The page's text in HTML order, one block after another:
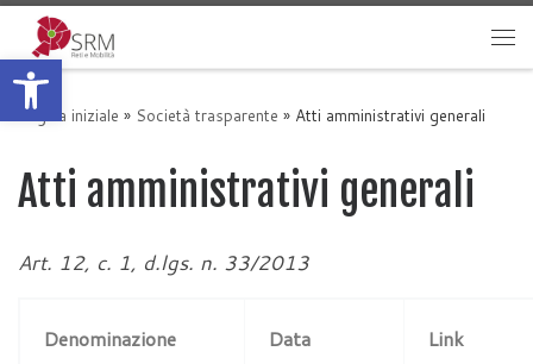
Apri la barra degli strumenti
Passa al contenuto
Pagina iniziale » Società trasparente » Atti amministrativi generali
Atti amministrativi generali
Art. 12, c. 1, d.lgs. n. 33/2013
Denominazione Data Link